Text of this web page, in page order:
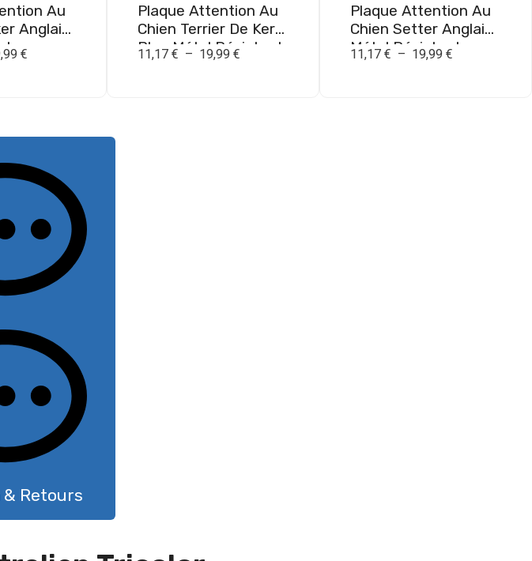
Au
Anglais
€
Plaque Attention Au
Chien Terrier De Kerry
Blue Métal Résistant
Extérieur
11,17 € – 19,99 €
Plaque Attention Au
Chien Setter Anglais
Métal Résistant
Extérieur
11,17 € – 19,99 €
Retours